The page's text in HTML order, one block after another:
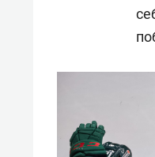
Рекомендуем